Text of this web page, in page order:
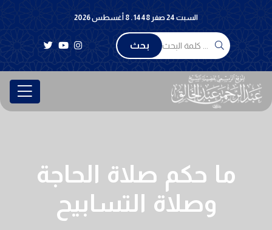
السبت 24 صفر 1448 . 8 أغسطس 2026
بحث
ما حكم صلاة الحاجة
وصلاة التسابيح